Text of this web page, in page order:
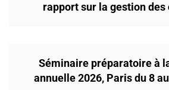
rapport sur la gestion
Séminaire préparatoire à
annuelle 2026, Paris du 8